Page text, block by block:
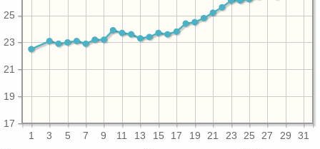
1 3 5 7 9 11 13 15 17 19 21 23 25 27 29 31
17
19
21
23
25